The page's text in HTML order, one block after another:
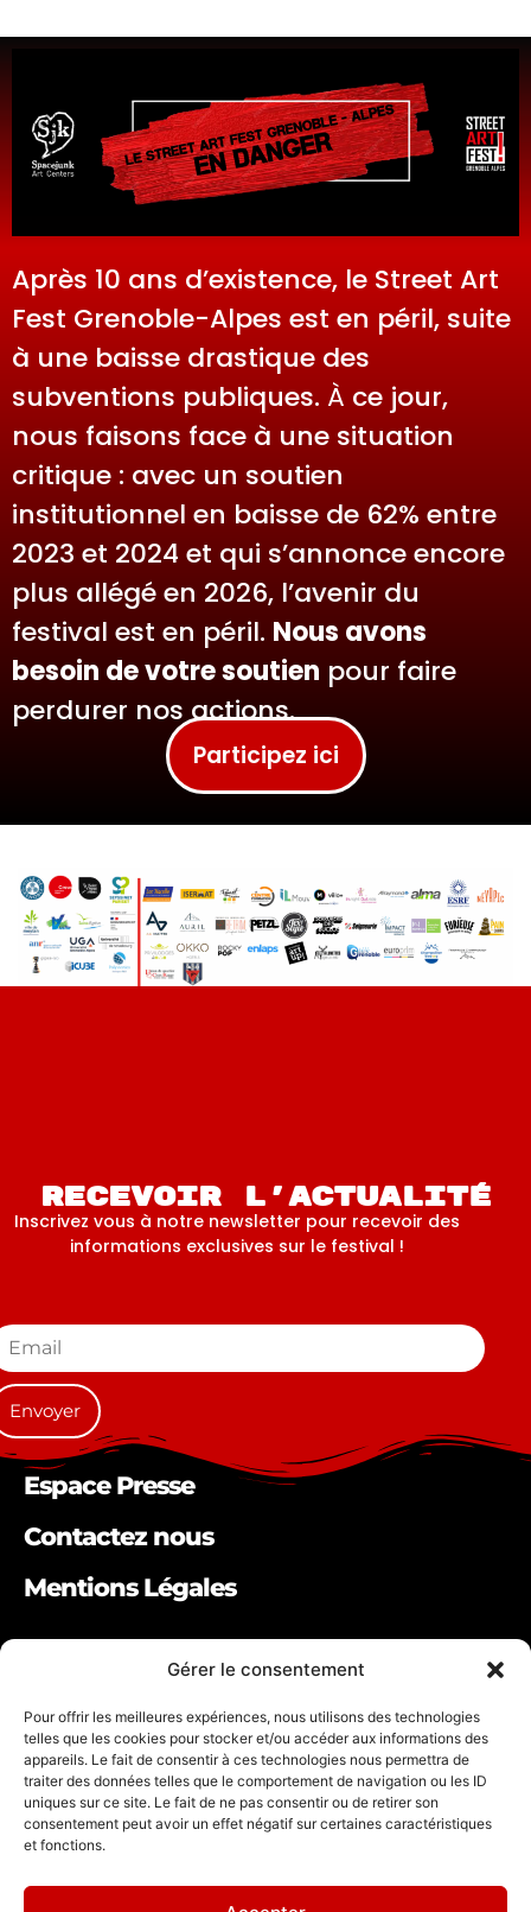
Gérer le consentement
Pour offrir les meilleures expériences, nous utilisons des technologies
telles que les cookies pour stocker et/ou accéder aux informations des
appareils. Le fait de consentir à ces technologies nous permettra de
traiter des données telles que le comportement de navigation ou les ID
uniques sur ce site. Le fait de ne pas consentir ou de retirer son
consentement peut avoir un effet négatif sur certaines caractéristiques
et fonctions.
Après 10 ans d’existence, le Street Art
Fest Grenoble-Alpes est en péril, suite
à une baisse drastique des
subventions publiques. À ce jour,
nous faisons face à une situation
critique : avec un soutien
institutionnel en baisse de 62% entre
2023 et 2024 et qui s’annonce encore
plus allégé en 2026, l’avenir du
festival est en péril. Nous avons
besoin de votre soutien pour faire
perdurer nos actions.
Participez ici
Recevoir l'actualité
Inscrivez vous à notre newsletter pour recevoir des
informations exclusives sur le festival !
Espace Presse
Contactez nous
Mentions Légales
Bénévole
Artiste
Partenaire